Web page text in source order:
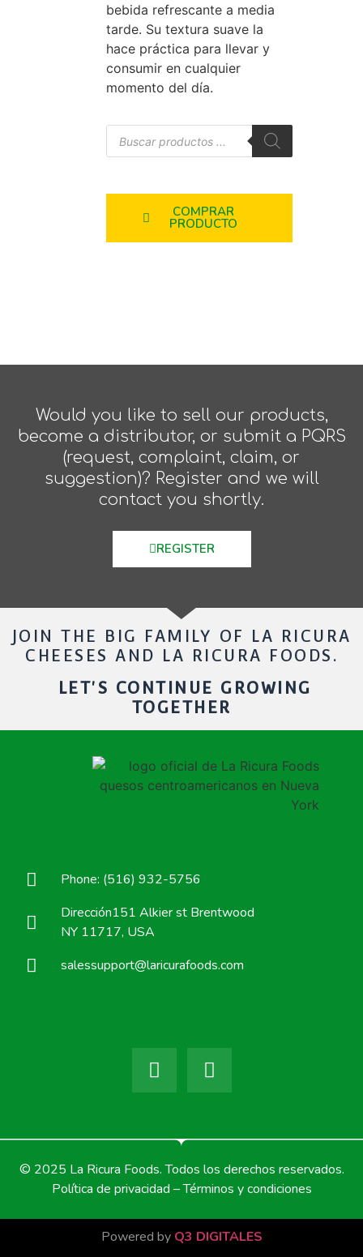
bebida refrescante a media
tarde. Su textura suave la
hace práctica para llevar y
consumir en cualquier
momento del día.
COMPRAR
PRODUCTO
Would you like to sell our products,
become a distributor, or submit a PQRS
(request, complaint, claim, or
suggestion)? Register and we will
contact you shortly.
REGISTER
JOIN THE BIG FAMILY OF LA RICURA
CHEESES AND LA RICURA FOODS.
LET'S CONTINUE GROWING
TOGETHER
Phone: (516) 932-5756
Dirección151 Alkier st Brentwood
NY 11717, USA
salessupport@laricurafoods.com
© 2025 La Ricura Foods. Todos los derechos reservados.
Política de privacidad – Términos y condiciones
Powered by Q3 DIGITALES